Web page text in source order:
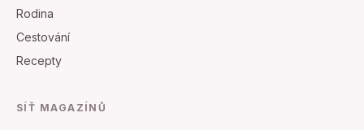
Rodina
Cestování
Recepty
SÍŤ MAGAZÍNŮ